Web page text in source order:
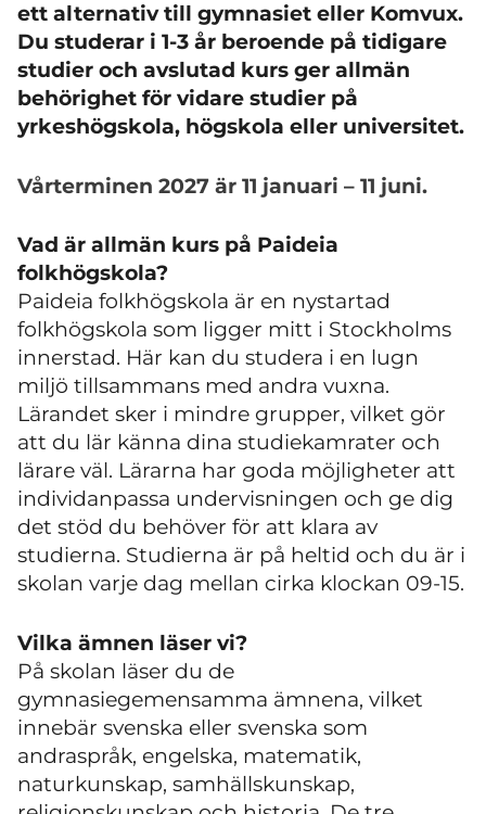
ett alternativ till gymnasiet eller Komvux.
Du studerar i 1-3 år beroende på tidigare
studier och avslutad kurs ger allmän
behörighet för vidare studier på
yrkeshögskola, högskola eller universitet.
Vårterminen 2027 är 11 januari – 11 juni.
Vad är allmän kurs på Paideia
folkhögskola?
Paideia folkhögskola är en nystartad
folkhögskola som ligger mitt i Stockholms
innerstad. Här kan du studera i en lugn
miljö tillsammans med andra vuxna.
Lärandet sker i mindre grupper, vilket gör
att du lär känna dina studiekamrater och
lärare väl. Lärarna har goda möjligheter att
individanpassa undervisningen och ge dig
det stöd du behöver för att klara av
studierna. Studierna är på heltid och du är i
skolan varje dag mellan cirka klockan 09-15.
Vilka ämnen läser vi?
På skolan läser du de
gymnasiegemensamma ämnena, vilket
innebär svenska eller svenska som
andraspråk, engelska, matematik,
naturkunskap, samhällskunskap,